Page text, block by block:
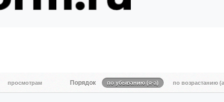
просмотрам Порядок по убыванию (я-а) по возрастанию